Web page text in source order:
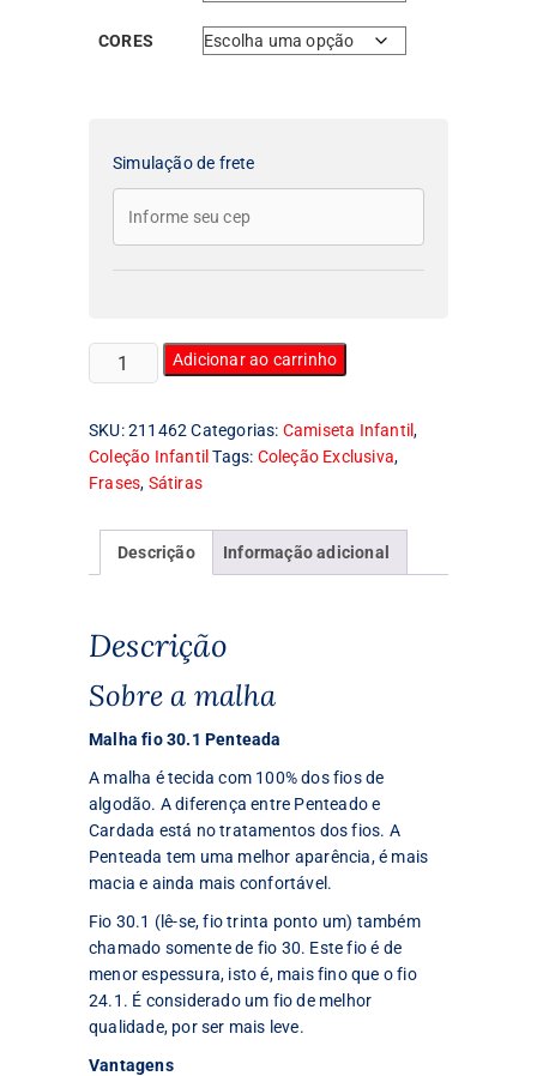
CORES
Simulação de frete
Camiseta
Infantil
Molejo
(estilo
Beatles)
Adicionar ao carrinho
SKU:211462 Categorias: Camiseta Infantil,
Coleção Infantil Tags: Coleção Exclusiva,
Frases, Sátiras
Descrição Informação adicional
Descrição
Sobre a malha
Malha fio 30.1 Penteada
A malha é tecida com 100% dos fios de
algodão. A diferença entre Penteado e
Cardada está no tratamentos dos fios. A
Penteada tem uma melhor aparência, é mais
macia e ainda mais confortável.
Fio 30.1 (lê-se, fio trinta ponto um) também
chamado somente de fio 30. Este fio é de
menor espessura, isto é, mais fino que o fio
24.1. É considerado um fio de melhor
qualidade, por ser mais leve.
Vantagens